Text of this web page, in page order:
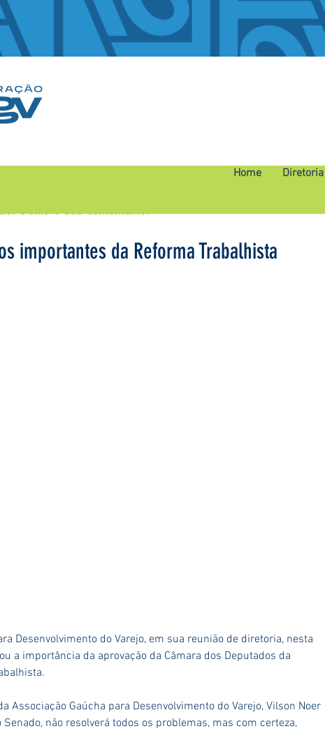
Home Diretoria
Deixe o seu comentário.
importantes da Reforma Trabalhista
Desenvolvimento do Varejo, em sua reunião de diretoria, nesta
a importância da aprovação da Câmara dos Deputados da
Associação Gaúcha para Desenvolvimento do Varejo, Vilson Noer
Senado, não resolverá todos os problemas, mas com certeza,